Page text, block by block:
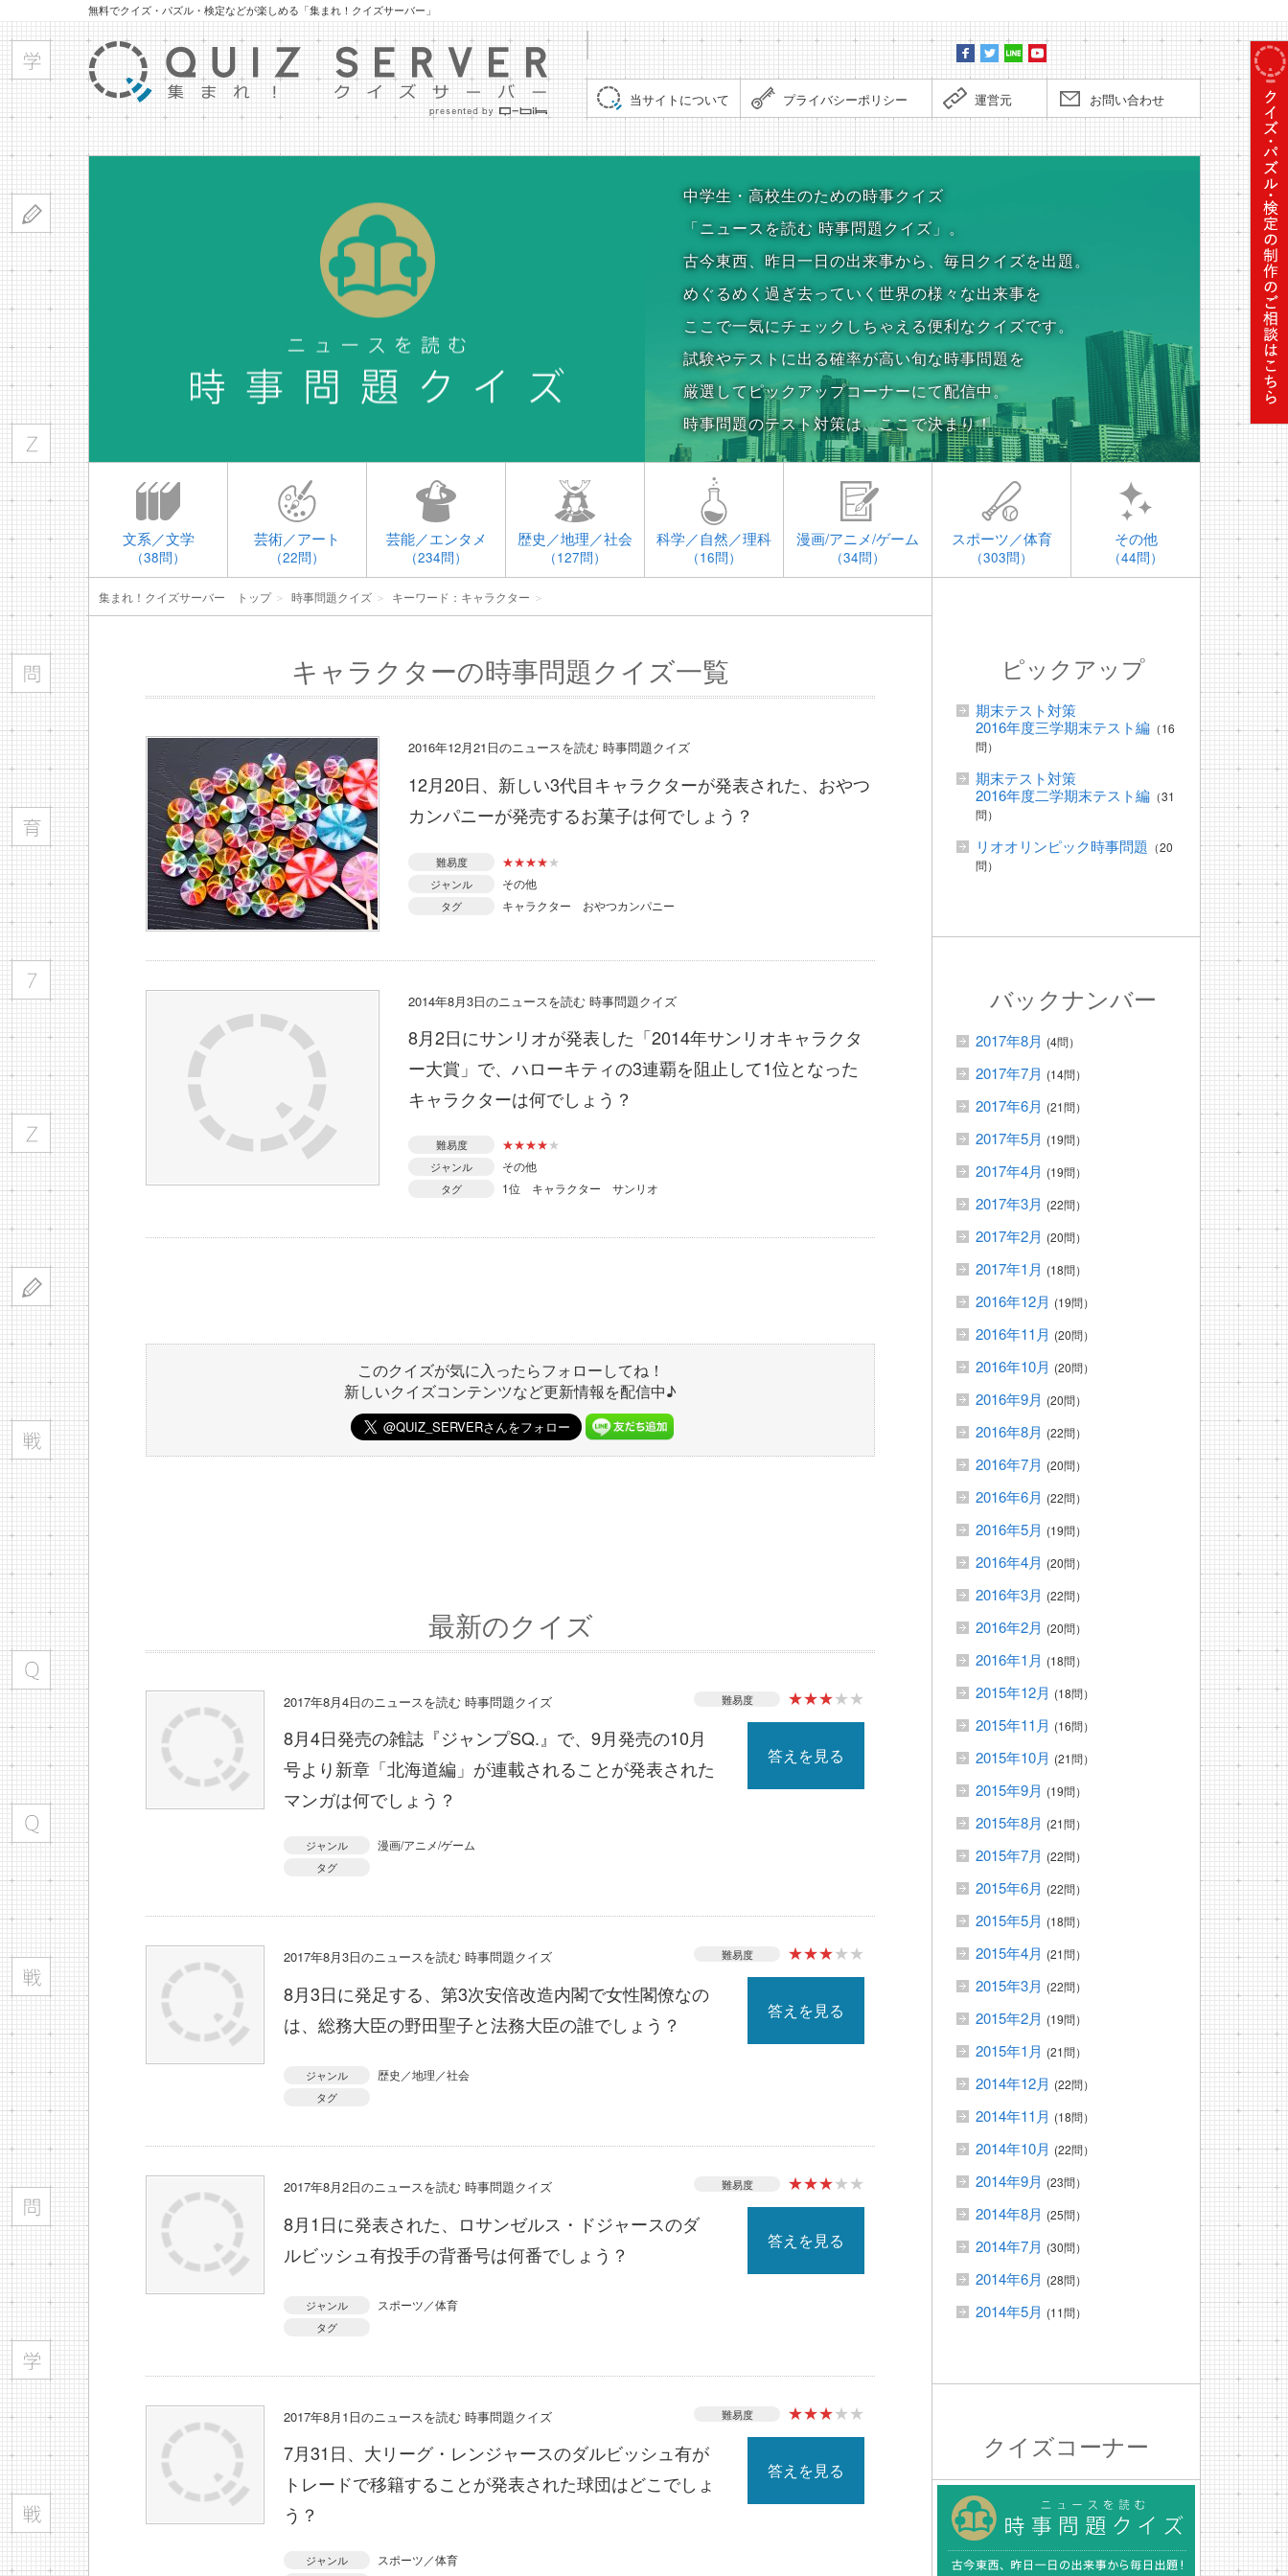
無料でクイズ・パズル・検定などが楽しめる「集まれ！クイズサーバー」
当サイトについて プライバシーポリシー 運営元 お問い合わせ
中学生・高校生のための時事クイズ
「ニュースを読む 時事問題クイズ」。
古今東西、昨日一日の出来事から、毎日クイズを出題。
めぐるめく過ぎ去っていく世界の様々な出来事を
ここで一気にチェックしちゃえる便利なクイズです。
試験やテストに出る確率が高い旬な時事問題を
厳選してピックアップコーナーにて配信中。
時事問題のテスト対策は、ここで決まり！
文系／文学
（38問）
芸術／アート
（22問）
芸能／エンタメ
（234問）
歴史／地理／社会
（127問）
科学／自然／理科
（16問）
漫画/アニメ/ゲーム
（34問）
スポーツ／体育
（303問）
その他
（44問）
集まれ！クイズサーバー トップ＞ 時事問題クイズ ＞ キーワード：キャラクター ＞
キャラクターの時事問題クイズ一覧
2016年12月21日のニュースを読む 時事問題クイズ
12月20日、新しい3代目キャラクターが発表された、おやつ
カンパニーが発売するお菓子は何でしょう？
難易度 ★★★★★
ジャンル その他
タグ キャラクター おやつカンパニー
2014年8月3日のニュースを読む 時事問題クイズ
8月2日にサンリオが発表した「2014年サンリオキャラクタ
ー大賞」で、ハローキティの3連覇を阻止して1位となった
キャラクターは何でしょう？
難易度 ★★★★★
ジャンル その他
タグ 1位 キャラクター サンリオ
このクイズが気に入ったらフォローしてね！
新しいクイズコンテンツなど更新情報を配信中♪
最新のクイズ
2017年8月4日のニュースを読む 時事問題クイズ 難易度 ★★★★★
8月4日発売の雑誌『ジャンプSQ.』で、9月発売の10月
号より新章「北海道編」が連載されることが発表された
マンガは何でしょう？
答えを見る
ジャンル 漫画/アニメ/ゲーム
タグ
2017年8月3日のニュースを読む 時事問題クイズ 難易度 ★★★★★
8月3日に発足する、第3次安倍改造内閣で女性閣僚なの
は、総務大臣の野田聖子と法務大臣の誰でしょう？
答えを見る
ジャンル 歴史／地理／社会
タグ
2017年8月2日のニュースを読む 時事問題クイズ 難易度 ★★★★★
8月1日に発表された、ロサンゼルス・ドジャースのダ
ルビッシュ有投手の背番号は何番でしょう？
答えを見る
ジャンル スポーツ／体育
タグ
2017年8月1日のニュースを読む 時事問題クイズ 難易度 ★★★★★
7月31日、大リーグ・レンジャースのダルビッシュ有が
トレードで移籍することが発表された球団はどこでしょ
う？
答えを見る
ジャンル スポーツ／体育
ピックアップ
期末テスト対策
2016年度三学期末テスト編 （16
問）
期末テスト対策
2016年度二学期末テスト編 （31
問）
リオオリンピック時事問題 （20
問）
バックナンバー
2017年8月 (4問）
2017年7月 (14問）
2017年6月 (21問）
2017年5月 (19問）
2017年4月 (19問）
2017年3月 (22問）
2017年2月 (20問）
2017年1月 (18問）
2016年12月 (19問）
2016年11月 (20問）
2016年10月 (20問）
2016年9月 (20問）
2016年8月 (22問）
2016年7月 (20問）
2016年6月 (22問）
2016年5月 (19問）
2016年4月 (20問）
2016年3月 (22問）
2016年2月 (20問）
2016年1月 (18問）
2015年12月 (18問）
2015年11月 (16問）
2015年10月 (21問）
2015年9月 (19問）
2015年8月 (21問）
2015年7月 (22問）
2015年6月 (22問）
2015年5月 (18問）
2015年4月 (21問）
2015年3月 (22問）
2015年2月 (19問）
2015年1月 (21問）
2014年12月 (22問）
2014年11月 (18問）
2014年10月 (22問）
2014年9月 (23問）
2014年8月 (25問）
2014年7月 (30問）
2014年6月 (28問）
2014年5月 (11問）
クイズコーナー